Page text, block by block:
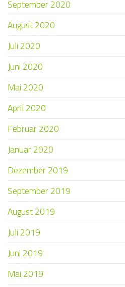
September 2020
August 2020
Juli 2020
Juni 2020
Mai 2020
April 2020
Februar 2020
Januar 2020
Dezember 2019
September 2019
August 2019
Juli 2019
Juni 2019
Mai 2019